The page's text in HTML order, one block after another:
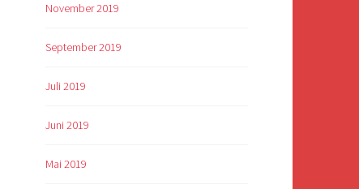
November 2019
September 2019
Juli 2019
Juni 2019
Mai 2019